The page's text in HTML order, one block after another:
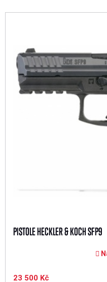
PISTOLE HECKLER & KOCH SFP9
23 500 Kč